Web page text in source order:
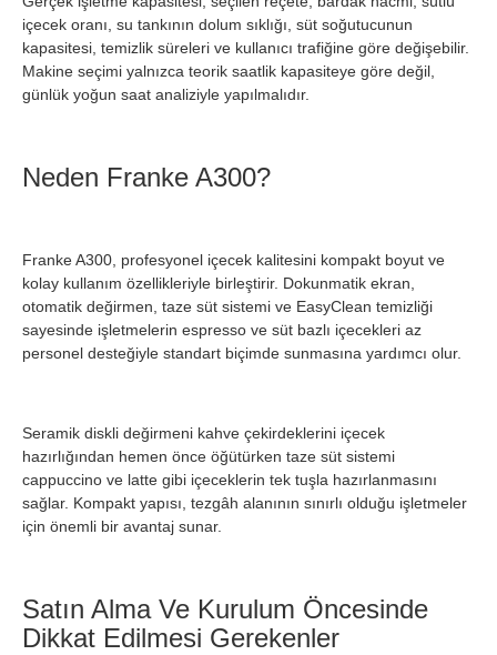
içecek oranı, su tankının dolum sıklığı, süt soğutucunun
kapasitesi, temizlik süreleri ve kullanıcı trafiğine göre değişebilir.
Makine seçimi yalnızca teorik saatlik kapasiteye göre değil,
günlük yoğun saat analiziyle yapılmalıdır.
Neden Franke A300?
Franke A300, profesyonel içecek kalitesini kompakt boyut ve
kolay kullanım özellikleriyle birleştirir. Dokunmatik ekran,
otomatik değirmen, taze süt sistemi ve EasyClean temizliği
sayesinde işletmelerin espresso ve süt bazlı içecekleri az
personel desteğiyle standart biçimde sunmasına yardımcı olur.
Seramik diskli değirmeni kahve çekirdeklerini içecek
hazırlığından hemen önce öğütürken taze süt sistemi
cappuccino ve latte gibi içeceklerin tek tuşla hazırlanmasını
sağlar. Kompakt yapısı, tezgâh alanının sınırlı olduğu işletmeler
için önemli bir avantaj sunar.
Satın Alma Ve Kurulum Öncesinde
Dikkat Edilmesi Gerekenler